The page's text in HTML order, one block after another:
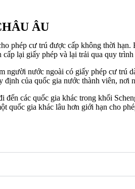
ÂU
phép cư trú được cấp không thời
lại giấy phép và lại trải qua quy
nước ngoài có giấy phép cư trú
của quốc gia nước thành viên, nơi
các quốc gia khác trong khối
gia khác lâu hơn giới hạn cho